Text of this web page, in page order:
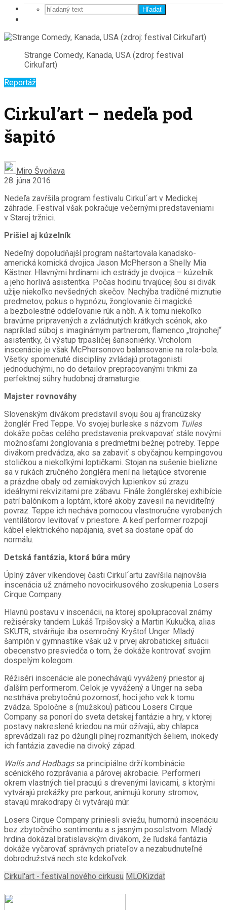
Hľadať
Strange Comedy, Kanada, USA (zdroj: festival
Cirkul'art)
Reportáž
Cirkul’art – nedeľa pod
šapitó
Miro Švoňava
28. júna 2016
Nedeľa zavŕšila program festivalu Cirkul´art v Medickej
záhrade. Festival však pokračuje večernými predstaveniami
v Starej tržnici.
Prišiel aj kúzelník
Nedeľný dopoludňajší program naštartovala kanadsko-
americká komická dvojica Jason McPherson a Shelly Mia
Kästner. Hlavnými hrdinami ich estrády je dvojica – kúzelník
a jeho horlivá asistentka. Počas hodinu trvajúcej šou si divák
užije niekoľko nevšedných skečov. Nechýba tradičné miznutie
predmetov, pokus o hypnózu, žonglovanie či magické
a bezbolestné oddeľovanie rúk a nôh. A k tomu niekoľko
bravúrne pripravených a zvládnutých krátkych scénok, ako
napríklad súboj s imaginárnym partnerom, flamenco „trojnohej“
asistentky, či výstup trpasličej šansoniérky. Vrcholom
inscenácie je však McPhersonovo balansovanie na rola-bola.
Všetky spomenuté disciplíny zvládajú protagonisti
jednoduchými, no do detailov prepracovanými trikmi za
perfektnej súhry hudobnej dramaturgie.
Majster rovnováhy
Slovenským divákom predstavil svoju šou aj francúzsky
žonglér Fred Teppe. Vo svojej burleske s názvom Tuiles
dokáže počas celého predstavenia prekvapovať stále novými
možnosťami žonglovania s predmetmi bežnej potreby. Teppe
divákom predvádza, ako sa zabaviť s obyčajnou kempingovou
stoličkou a niekoľkými loptičkami. Stojan na sušenie bielizne
sa v rukách zručného žongléra mení na lietajúce stvorenie
a prázdne obaly od zemiakových lupienkov sú zrazu
ideálnymi rekvizitami pre zábavu. Finále žonglérskej exhibície
patrí balónikom a loptám, ktoré akoby zavesil na neviditeľný
povraz. Teppe ich necháva pomocou vlastnoručne vyrobených
ventilátorov levitovať v priestore. A keď performer rozpojí
kábel elektrického napájania, svet sa dostane opäť do
normálu.
Detská fantázia, ktorá búra múry
Úplný záver víkendovej časti Cirkul´artu zavŕšila najnovšia
inscenácia už známeho novocirkusového zoskupenia Losers
Cirque Company.
Hlavnú postavu v inscenácii, na ktorej spolupracoval známy
režisérsky tandem Lukáš Trpišovský a Martin Kukučka, alias
SKUTR, stvárňuje iba osemročný Kryštof Unger. Mladý
šampión v gymnastike však už v prvej akrobatickej situácii
obecenstvo presviedča o tom, že dokáže kontrovať svojim
dospelým kolegom.
Réžiséri inscenácie ale ponechávajú vyvážený priestor aj
ďalším performerom. Celok je vyvážený a Unger na seba
nestrháva prebytočnú pozornosť, hoci jeho vek k tomu
zvádza. Spoločne s (mužskou) päticou Losers Cirque
Company sa ponorí do sveta detskej fantázie a hry, v ktorej
postavy nakreslené kriedou na múr ožívajú, aby chlapca
sprevádzali raz po džungli plnej rozmanitých šeliem, inokedy
ich fantázia zavedie na divoký západ.
Walls and Hadbagssa principiálne drží kombinácie
scénického rozprávania a párovej akrobacie. Performeri
okrem vlastných tiel pracujú s drevenými lavicami, s ktorými
vytvárajú prekážky pre parkour, animujú koruny stromov,
stavajú mrakodrapy či vytvárajú múr.
Losers Cirque Company priniesli sviežu, humornú inscenáciu
bez zbytočného sentimentu a s jasným posolstvom. Mladý
hrdina dokázal bratislavským divákom, že ľudská fantázia
dokáže vyčarovať správnych priateľov a nezabudnuteľné
dobrodružstvá nech ste kdekoľvek.
Cirkul'art - festival nového cirkusu MLOKizdat